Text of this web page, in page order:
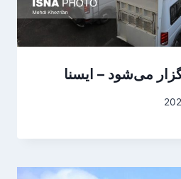
می‌شود – ایسنا